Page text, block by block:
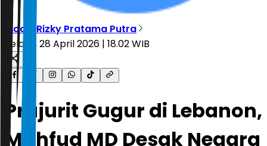
Moch. Rizky Pratama Putra
Selasa, 28 April 2026 | 18.02 WIB
Prajurit Gugur di Lebanon,
Mahfud MD Desak Negara